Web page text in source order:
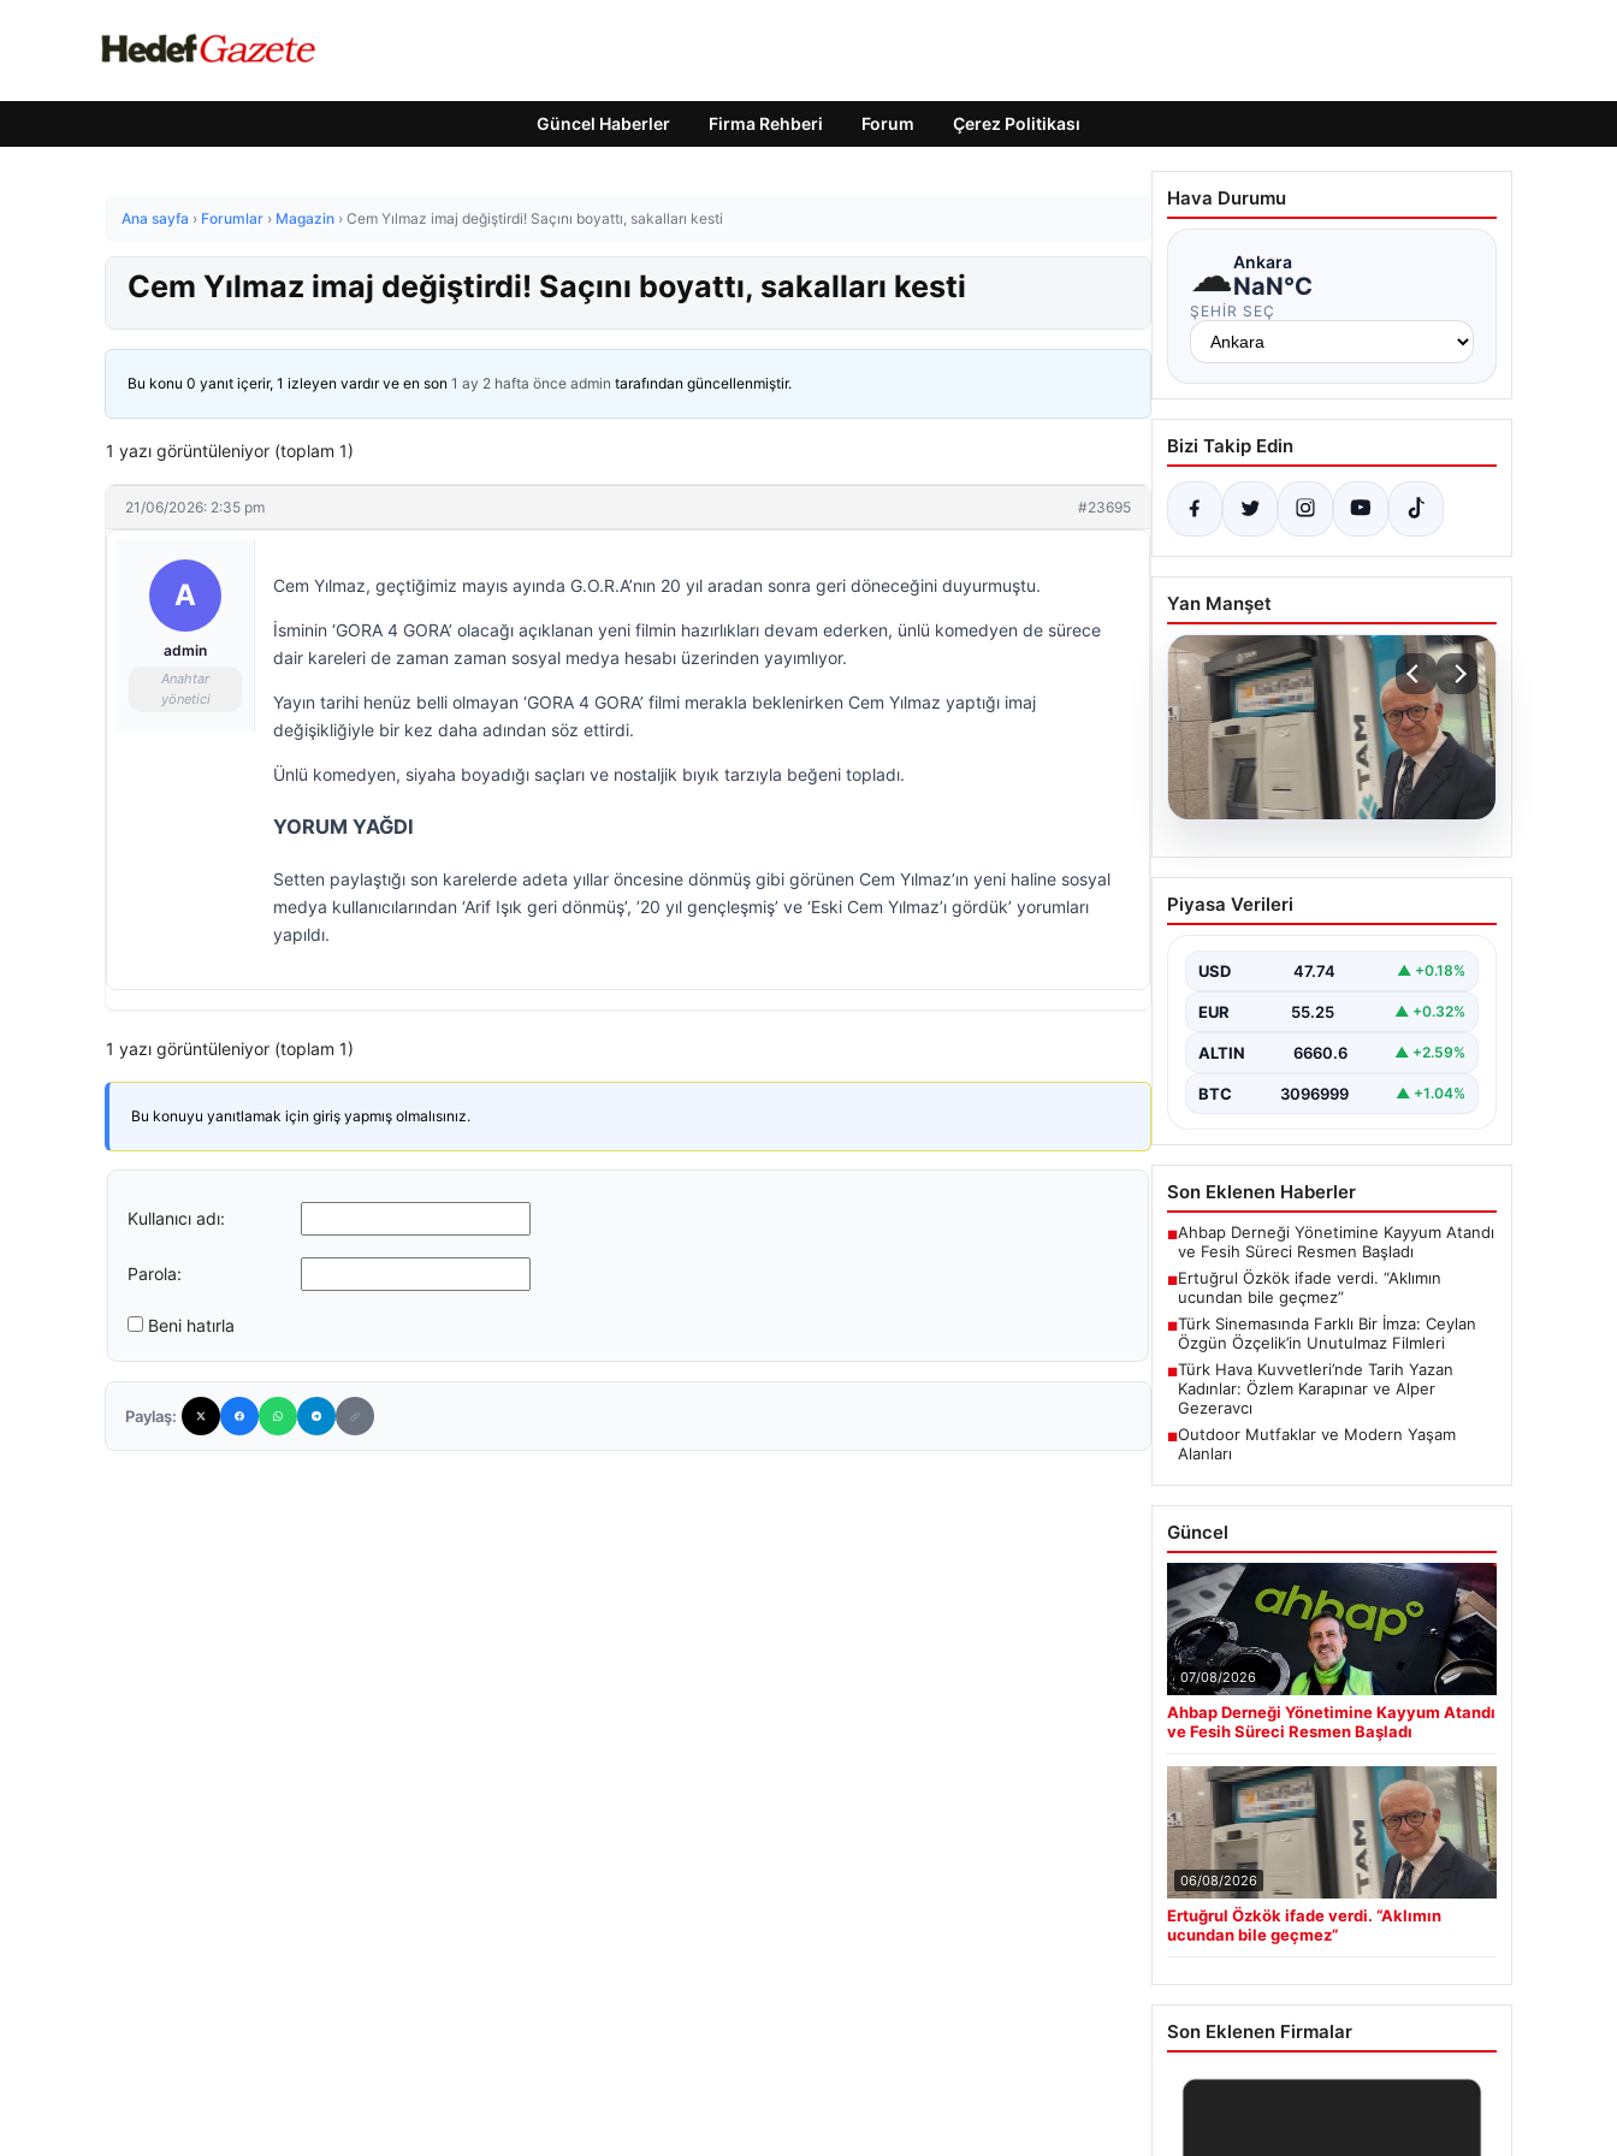
Güncel Haberler Firma Rehberi Forum Çerez Politikası
Ana sayfa › Forumlar › Magazin › Cem Yılmaz imaj değiştirdi! Saçını boyattı, sakalları kesti
Cem Yılmaz imaj değiştirdi! Saçını boyattı, sakalları kesti
Bu konu 0 yanıt içerir, 1 izleyen vardır ve en son 1 ay 2 hafta önce admin tarafından güncellenmiştir.
1 yazı görüntüleniyor (toplam 1)
21/06/2026: 2:35 pm #23695
A
admin
Anahtar
yönetici
Cem Yılmaz, geçtiğimiz mayıs ayında G.O.R.A’nın 20 yıl aradan sonra geri döneceğini duyurmuştu.
İsminin ‘GORA 4 GORA’ olacağı açıklanan yeni filmin hazırlıkları devam ederken, ünlü komedyen de sürece
dair kareleri de zaman zaman sosyal medya hesabı üzerinden yayımlıyor.
Yayın tarihi henüz belli olmayan ‘GORA 4 GORA’ filmi merakla beklenirken Cem Yılmaz yaptığı imaj
değişikliğiyle bir kez daha adından söz ettirdi.
Ünlü komedyen, siyaha boyadığı saçları ve nostaljik bıyık tarzıyla beğeni topladı.
YORUM YAĞDI
Setten paylaştığı son karelerde adeta yıllar öncesine dönmüş gibi görünen Cem Yılmaz’ın yeni haline sosyal
medya kullanıcılarından ‘Arif Işık geri dönmüş’, ’20 yıl gençleşmiş’ ve ‘Eski Cem Yılmaz’ı gördük’ yorumları
yapıldı.
1 yazı görüntüleniyor (toplam 1)
Bu konuyu yanıtlamak için giriş yapmış olmalısınız.
Kullanıcı adı:
Parola:
Beni hatırla
Paylaş:
Hava Durumu
☁Ankara
NaN°C
ŞEHIR SEÇ
Bizi Takip Edin
Yan Manşet
Ertuğrul Özkök ifade
verdi. “Aklımın ucundan
Piyasa Verileri
USD 47.74 ▲ +0.18%
EUR 55.25 ▲ +0.32%
ALTIN 6660.6 ▲ +2.59%
BTC 3096999 ▲ +1.04%
Son Eklenen Haberler
■Ahbap Derneği Yönetimine Kayyum Atandı
ve Fesih Süreci Resmen Başladı
■Ertuğrul Özkök ifade verdi. “Aklımın
ucundan bile geçmez”
■Türk Sinemasında Farklı Bir İmza: Ceylan
Özgün Özçelik’in Unutulmaz Filmleri
■Türk Hava Kuvvetleri’nde Tarih Yazan
Kadınlar: Özlem Karapınar ve Alper
Gezeravcı
■Outdoor Mutfaklar ve Modern Yaşam
Alanları
Güncel
07/08/2026
Ahbap Derneği Yönetimine Kayyum Atandı
ve Fesih Süreci Resmen Başladı
06/08/2026
Ertuğrul Özkök ifade verdi. “Aklımın
ucundan bile geçmez”
Son Eklenen Firmalar